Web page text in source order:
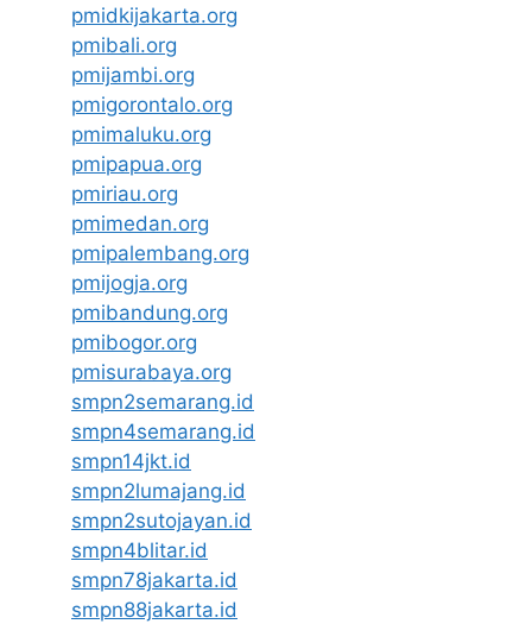
pmidkijakarta.org
pmibali.org
pmijambi.org
pmigorontalo.org
pmimaluku.org
pmipapua.org
pmiriau.org
pmimedan.org
pmipalembang.org
pmijogja.org
pmibandung.org
pmibogor.org
pmisurabaya.org
smpn2semarang.id
smpn4semarang.id
smpn14jkt.id
smpn2lumajang.id
smpn2sutojayan.id
smpn4blitar.id
smpn78jakarta.id
smpn88jakarta.id